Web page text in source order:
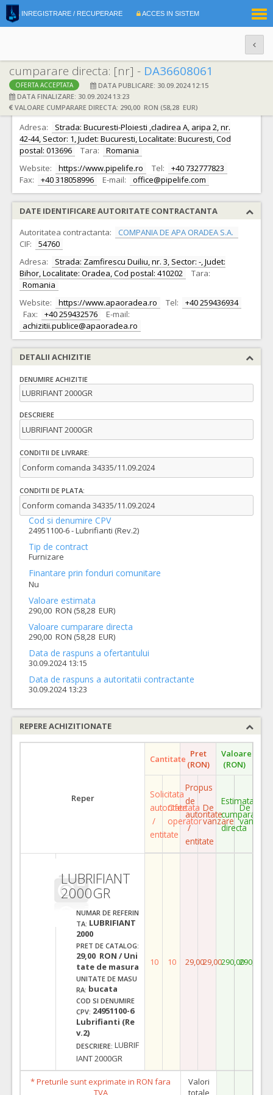
INREGISTRARE / RECUPERARE ACCES IN SISTEM
cumparare directa: [nr] - DA36608061
OFERTA ACCEPTATA
DATA PUBLICARE: 30.09.2024 12:15
DATA FINALIZARE: 30.09.2024 13:23
VALOARE CUMPARARE DIRECTA: 290,00 RON (58,28 EUR)
DATE IDENTIFICARE OFERTANT
Ofertant: S.C. PIPELIFE ROMANIA SRL S.R.L. CIF:
Adresa:
Strada: Bucuresti-Ploiesti ,cladirea A, aripa 2, nr.
42-44, Sector: 1, Judet: Bucuresti, Localitate: Bucuresti, Cod
postal: 013696
Tara:
Romania
Website:
https://www.pipelife.ro Tel:
+40 732777823
Fax:
+40 318058996 E-mail: office@pipelife.com
DATE IDENTIFICARE AUTORITATE CONTRACTANTA
Autoritatea contractanta:
COMPANIA DE APA ORADEA S.A.
CIF:
54760
Adresa:
Strada: Zamfirescu Duiliu, nr. 3, Sector: -, Judet:
Bihor, Localitate: Oradea, Cod postal: 410202
Tara:
Romania
Website:
https://www.apaoradea.ro Tel:
+40 259436934
Fax:
+40 259432576
E-mail:
achizitii.publice@apaoradea.ro
DETALII ACHIZITIE
DENUMIRE ACHIZITIE
LUBRIFIANT 2000GR
DESCRIERE
LUBRIFIANT 2000GR
CONDITII DE LIVRARE:
Conform comanda 34335/11.09.2024
CONDITII DE PLATA:
Conform comanda 34335/11.09.2024
Cod si denumire CPV
24951100-6 - Lubrifianti (Rev.2)
Tip de contract
Furnizare
Finantare prin fonduri comunitare
Nu
Valoare estimata
290,00 RON (58,28 EUR)
Valoare cumparare directa
290,00 RON (58,28 EUR)
Data de raspuns a ofertantului
30.09.2024 13:15
Data de raspuns a autoritatii contractante
30.09.2024 13:23
REPERE ACHIZITIONATE
Reper
Cantitate Pret
(RON)
Valoare
(RON)
Solicitata
autoritate
/
entitate
Ofertata
operator
Propus
de
autoritate
/
entitate
De
vanzare
Estimata
cumparare
directa
De
vanzare
LUBRIFIANT
2000GR
NUMAR DE REFERIN
TA: LUBRIFIANT
2000
PRET DE CATALOG:
29,00 RON / Uni
tate de masura
UNITATE DE MASU
RA: bucata
COD SI DENUMIRE
CPV: 24951100-6
Lubrifianti (Re
v.2)
DESCRIERE: LUBRIF
IANT 2000GR
10 10 29,0029,00290,00290,00
* Preturile sunt exprimate in RON fara
TVA
Valori
totale